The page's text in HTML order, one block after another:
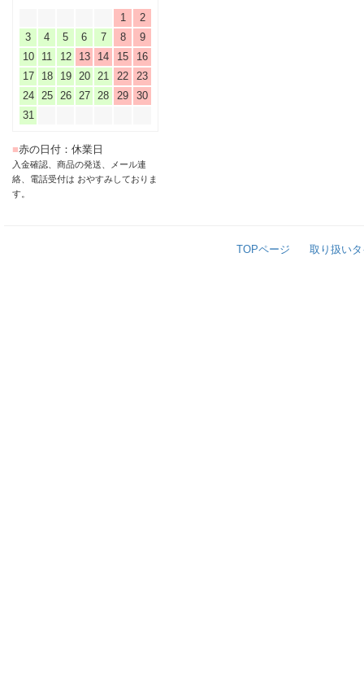
1
2
3
4 5 6 7 8
9
10
11 12 13 14 15
16
17
18 19 20 21 22
23
24
25 26 27 28 29
30
31
■赤の日付：休業日
入金確認、商品の発送、メール連
絡、電話受付は おやすみしておりま
す。
TOPページ 取り扱い